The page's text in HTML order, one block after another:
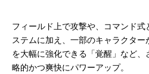
フィールド上で攻撃や、コマンド
ステムに加え、一部のキャラクタ
を大幅に強化できる「覚醒」など
略的かつ爽快にパワーアップ。